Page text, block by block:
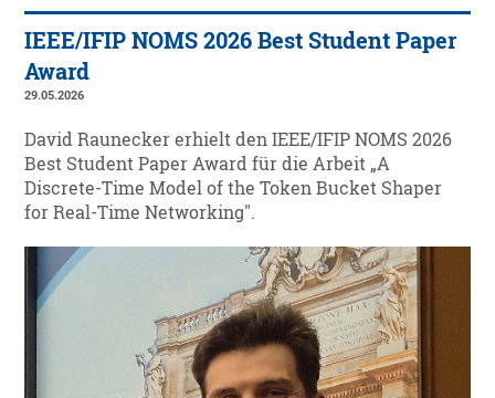
IEEE/IFIP NOMS 2026 Best Student Paper
Award
29.05.2026
David Raunecker erhielt den IEEE/IFIP NOMS 2026
Best Student Paper Award für die Arbeit „A
Discrete-Time Model of the Token Bucket Shaper
for Real-Time Networking".